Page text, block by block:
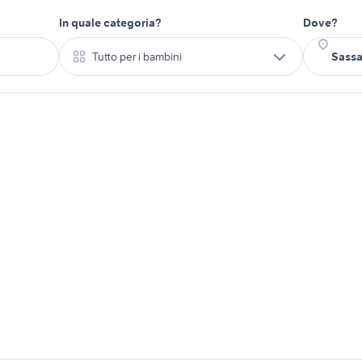
In quale categoria?
Tutto per i bambini
Dove?